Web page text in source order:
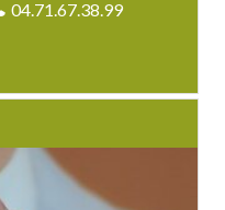
04.71.67.38.99